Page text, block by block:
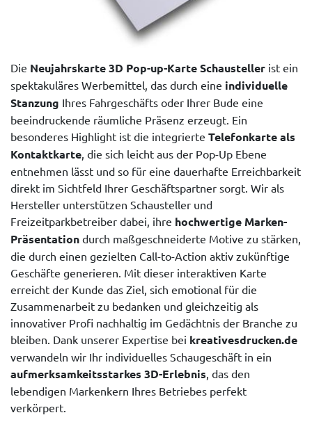
Die Neujahrskarte 3D Pop-up-Karte Schausteller ist ein
spektakuläres Werbemittel, das durch eine individuelle
Stanzung Ihres Fahrgeschäfts oder Ihrer Bude eine
beeindruckende räumliche Präsenz erzeugt. Ein
besonderes Highlight ist die integrierte Telefonkarte als
Kontaktkarte , die sich leicht aus der Pop-Up Ebene
entnehmen lässt und so für eine dauerhafte Erreichbarkeit
direkt im Sichtfeld Ihrer Geschäftspartner sorgt. Wir als
Hersteller unterstützen Schausteller und
Freizeitparkbetreiber dabei, ihre hochwertige Marken-
Präsentation durch maßgeschneiderte Motive zu stärken,
die durch einen gezielten Call-to-Action aktiv zukünftige
Geschäfte generieren. Mit dieser interaktiven Karte
erreicht der Kunde das Ziel, sich emotional für die
Zusammenarbeit zu bedanken und gleichzeitig als
innovativer Profi nachhaltig im Gedächtnis der Branche zu
bleiben. Dank unserer Expertise bei kreativesdrucken.de
verwandeln wir Ihr individuelles Schaugeschäft in ein
aufmerksamkeitsstarkes 3D-Erlebnis , das den
lebendigen Markenkern Ihres Betriebes perfekt
verkörpert.